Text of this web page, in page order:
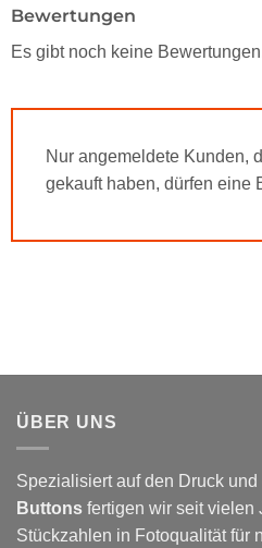
Bewertungen
Es gibt noch keine
Nur angemeldete Kunden,
gekauft haben, dürfen eine
ÜBER UNS
Spezialisiert auf den Druck
Buttons fertigen wir seit vielen
Stückzahlen in Fotoqualität für